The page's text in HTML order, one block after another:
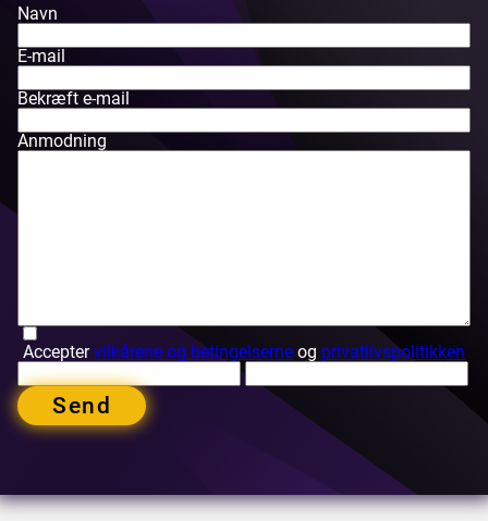
Navn
E-mail
Bekræft e-mail
Anmodning
Acceptervilkårene og betingelserne og privatlivspolitikken
Send